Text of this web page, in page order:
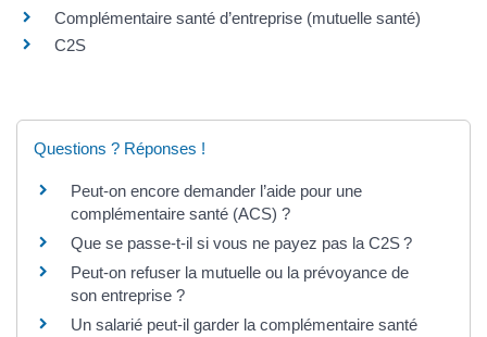
Complémentaire santé d’entreprise (mutuelle santé)
C2S
Questions ? Réponses !
Peut-on encore demander l’aide pour une
complémentaire santé (ACS) ?
Que se passe-t-il si vous ne payez pas la C2S ?
Peut-on refuser la mutuelle ou la prévoyance de
son entreprise ?
Un salarié peut-il garder la complémentaire santé